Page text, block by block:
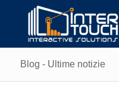
Blog - Ultime notizie